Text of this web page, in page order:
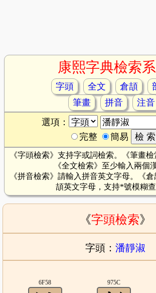
康熙字典檢索
字頭 全文 倉頡
筆畫
拼音
注音
選項：
完整
簡易
《字頭檢索》支持字或詞檢索。《筆畫檢
《全文檢索》至少輸入兩個
《拼音檢索》請輸入拼音英文字母。《
頡英文字母，支持*號模糊查
《字頭檢索》
字頭： 潘靜淑
6F58 975C